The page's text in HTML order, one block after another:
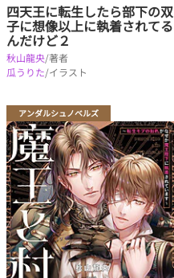
四天王に転生したら部下の双
子に想像以上に執着されてる
んだけど２
秋山龍央/著者
瓜うりた/イラスト
アンダルシュノベルズ